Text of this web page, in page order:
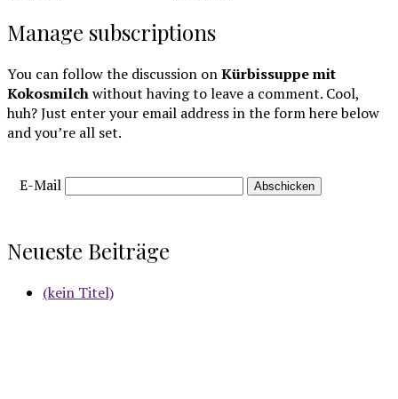
Manage subscriptions
You can follow the discussion onKürbissuppe mit
Kokosmilchwithout having to leave a comment. Cool,
huh? Just enter your email address in the form here below
and you’re all set.
E-Mail
Neueste Beiträge
(kein Titel)